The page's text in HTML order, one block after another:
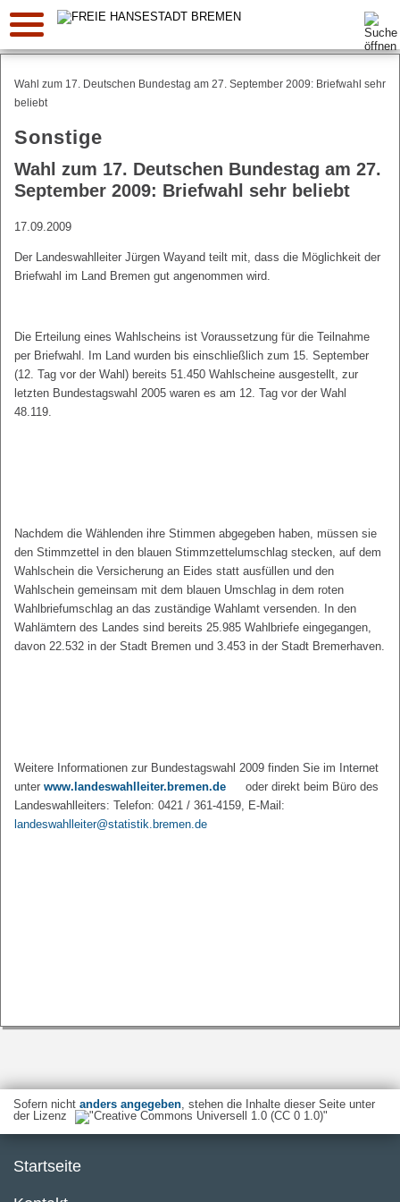
Suche:
Wahl zum 17. Deutschen Bundestag am 27. September 2009: Briefwahl sehr
beliebt
Sonstige
Wahl zum 17. Deutschen Bundestag am 27.
September 2009: Briefwahl sehr beliebt
17.09.2009
Der Landeswahlleiter Jürgen Wayand teilt mit, dass die Möglichkeit der
Briefwahl im Land Bremen gut angenommen wird.
Die Erteilung eines Wahlscheins ist Voraussetzung für die Teilnahme
per Briefwahl. Im Land wurden bis einschließlich zum 15. September
(12. Tag vor der Wahl) bereits 51.450 Wahlscheine ausgestellt, zur
letzten Bundestagswahl 2005 waren es am 12. Tag vor der Wahl
48.119.
Nachdem die Wählenden ihre Stimmen abgegeben haben, müssen sie
den Stimmzettel in den blauen Stimmzettelumschlag stecken, auf dem
Wahlschein die Versicherung an Eides statt ausfüllen und den
Wahlschein gemeinsam mit dem blauen Umschlag in dem roten
Wahlbriefumschlag an das zuständige Wahlamt versenden. In den
Wahlämtern des Landes sind bereits 25.985 Wahlbriefe eingegangen,
davon 22.532 in der Stadt Bremen und 3.453 in der Stadt Bremerhaven.
Weitere Informationen zur Bundestagswahl 2009 finden Sie im Internet
unter www.landeswahlleiter.bremen.de
oder direkt beim Büro des
Landeswahlleiters: Telefon: 0421 / 361-4159, E-Mail:
landeswahlleiter@statistik.bremen.de
Sofern nicht anders angegeben, stehen die Inhalte dieser Seite unter
der Lizenz
Startseite